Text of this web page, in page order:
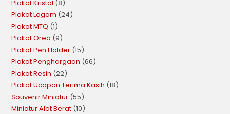
Plakat Kristal 8
Plakat Logam 24
Plakat MTQ 1
Plakat Oreo 9
Plakat Pen Holder 15
Plakat Penghargaan 66
Plakat Resin 22
Plakat Ucapan Terima Kasih 18
Souvenir Miniatur 55
Miniatur Alat Berat 10